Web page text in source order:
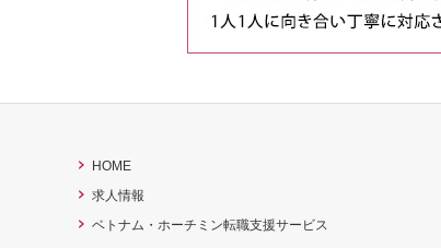
HOME
求人情報
ベトナム・ホーチミン転職支援サービス